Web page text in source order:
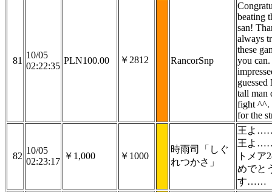
81
10/05
02:22:35
PLN100.00 ￥2812 RancorSnp
beating
san!
always
these
you
tall man
fight ^^.
for the
82
10/05
02:23:17
￥1,000 ￥1000
時雨司「しぐ
れつかさ」
王よ
王よ
トメア
めでと
す……